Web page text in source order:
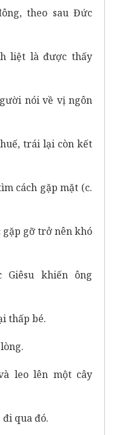
theo sau Đức
liệt là được thấy
nói về vị ngôn
trái lại còn kết
cách gặp mặt (c.
gặp gỡ trở nên khó
khiến ông
thấp bé.
leo lên một cây
qua đó.